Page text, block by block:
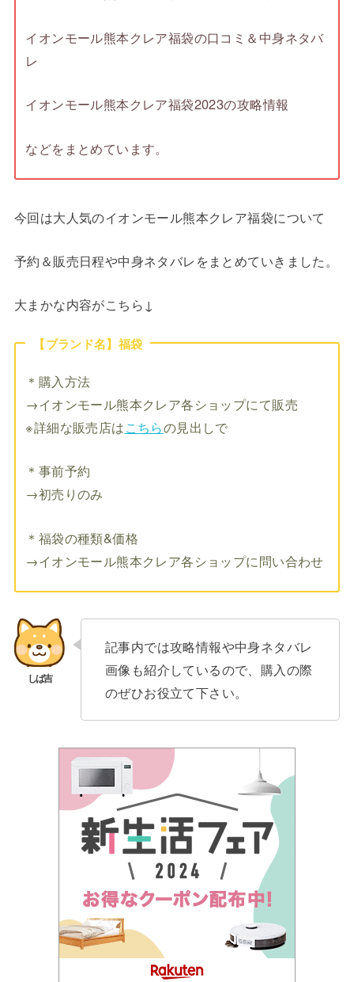
イオンモール熊本クレア福袋の口コミ＆中身ネタバ
レ
イオンモール熊本クレア福袋2023の攻略情報
などをまとめています。
今回は大人気のイオンモール熊本クレア福袋について
予約＆販売日程や中身ネタバレをまとめていきました。
大まかな内容がこちら↓
【ブランド名】福袋
＊購入方法
→イオンモール熊本クレア各ショップにて販売
※詳細な販売店はこちらの見出しで
＊事前予約
→初売りのみ
＊福袋の種類&価格
→イオンモール熊本クレア各ショップに問い合わせ
記事内では攻略情報や中身ネタバレ
画像も紹介しているので、購入の際
のぜひお役立て下さい。